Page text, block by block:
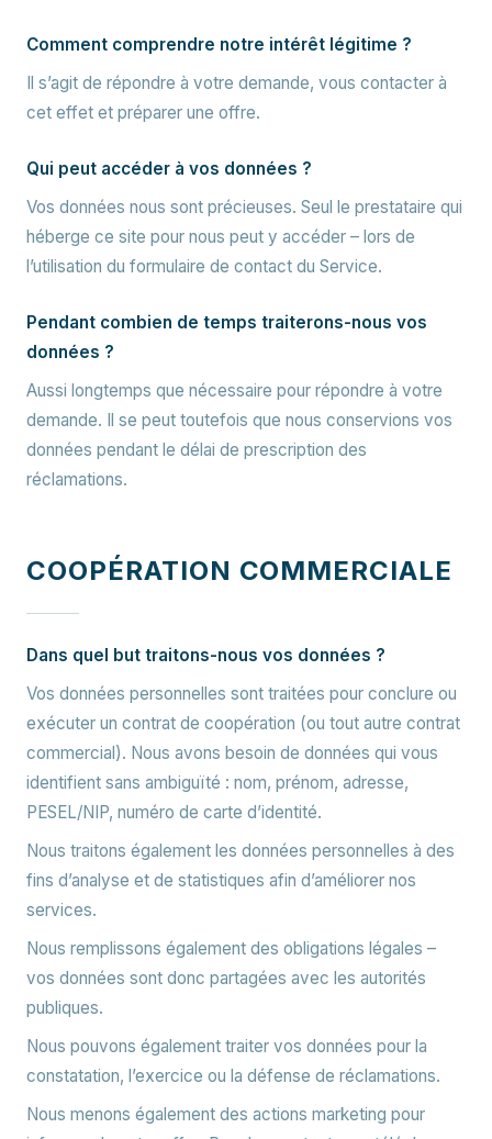
Comment comprendre notre intérêt légitime ?
Il s’agit de répondre à votre demande, vous contacter à
cet effet et préparer une offre.
Qui peut accéder à vos données ?
Vos données nous sont précieuses. Seul le prestataire qui
héberge ce site pour nous peut y accéder – lors de
l’utilisation du formulaire de contact du Service.
Pendant combien de temps traiterons-nous vos
données ?
Aussi longtemps que nécessaire pour répondre à votre
demande. Il se peut toutefois que nous conservions vos
données pendant le délai de prescription des
réclamations.
COOPÉRATION COMMERCIALE
Dans quel but traitons-nous vos données ?
Vos données personnelles sont traitées pour conclure ou
exécuter un contrat de coopération (ou tout autre contrat
commercial). Nous avons besoin de données qui vous
identifient sans ambiguïté : nom, prénom, adresse,
PESEL/NIP, numéro de carte d’identité.
Nous traitons également les données personnelles à des
fins d’analyse et de statistiques afin d’améliorer nos
services.
Nous remplissons également des obligations légales –
vos données sont donc partagées avec les autorités
publiques.
Nous pouvons également traiter vos données pour la
constatation, l’exercice ou la défense de réclamations.
Nous menons également des actions marketing pour